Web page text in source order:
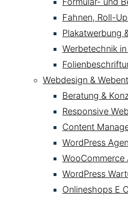
Fahnen, Roll-
Plakatwerbung
Werbetechnik in
Webdesign &
Beratung &
Responsive
Content
WordPress
WooCommerce
WordPress
Onlineshops E